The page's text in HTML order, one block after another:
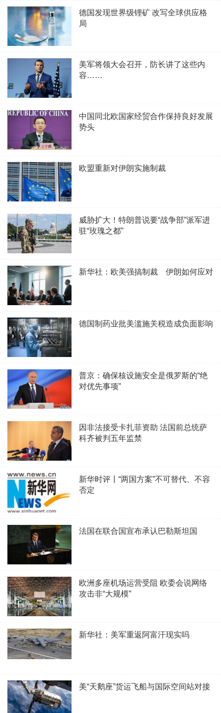
德国发现世界级锂矿 改写全球供应格
局
美军将领大会召开，防长讲了这些内
容……
中国同北欧国家经贸合作保持良好发展
势头
欧盟重新对伊朗实施制裁
威胁扩大！特朗普说要“战争部”派军进
驻“玫瑰之都”
新华社：欧美强搞制裁 伊朗如何应对
德国制药业批美滥施关税造成负面影响
普京：确保核设施安全是俄罗斯的“绝
对优先事项”
因非法接受卡扎菲资助 法国前总统萨
科齐被判五年监禁
新华时评丨“两国方案”不可替代、不容
否定
法国在联合国宣布承认巴勒斯坦国
欧洲多座机场运营受阻 欧委会说网络
攻击非“大规模”
新华社：美军重返阿富汗现实吗
美“天鹅座”货运飞船与国际空间站对接